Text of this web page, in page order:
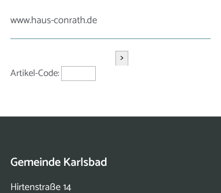
www.haus-conrath.de
Artikel-Code:
>
Gemeinde Karlsbad
Hirtenstraße 14